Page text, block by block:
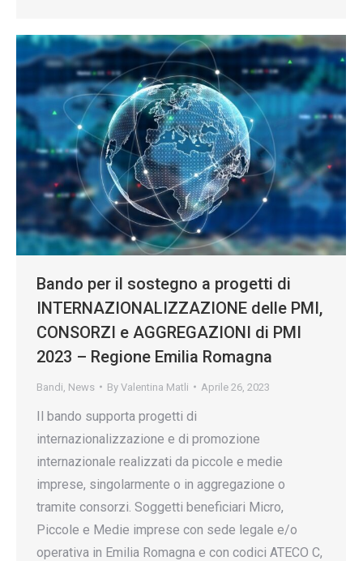
Bando per il sostegno a progetti di
INTERNAZIONALIZZAZIONE delle PMI,
CONSORZI e AGGREGAZIONI di PMI
2023 – Regione Emilia Romagna
Bandi News By Valentina Matli Aprile 26, 2023
Il bando supporta progetti di
internazionalizzazione e di promozione
internazionale realizzati da piccole e medie
imprese, singolarmente o in aggregazione o
tramite consorzi. Soggetti beneficiari Micro,
Piccole e Medie imprese con sede legale e/o
operativa in Emilia Romagna e con codici ATECO C,